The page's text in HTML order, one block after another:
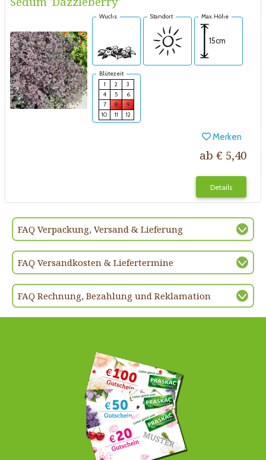
Wuchs Standort Max. Höhe
15cm
Blütezeit
1
2
3
4
5
6
7
8
9
10
11 12
Merken
ab € 5,40
Details
FAQ Verpackung, Versand & Lieferung
FAQ Versandkosten & Liefertermine
FAQ Rechnung, Bezahlung und Reklamation